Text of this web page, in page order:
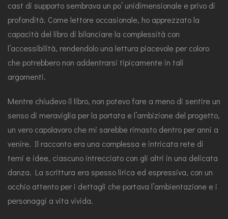
cast di supporto sembrava un po’ unidimensionale e privo di
profondità. Come lettore occasionale, ho apprezzato la
capacità del libro di bilanciare la complessità con
l’accessibilità, rendendolo una lettura piacevole per coloro
che potrebbero non addentrarsi tipicamente in tali
argomenti.
Mentre chiudevo il libro, non potevo fare a meno di sentire un
senso di meraviglia per la portata e l’ambizione del progetto,
un vero capolavoro che mi sarebbe rimasto dentro per anni a
venire. Il racconto era una complessa e intricata rete di
temi e idee, ciascuno intrecciato con gli altri in una delicata
danza. La scrittura era spesso lirica ed espressiva, con un
occhio attento per i dettagli che portava l’ambientazione e i
personaggi a vita vivida.